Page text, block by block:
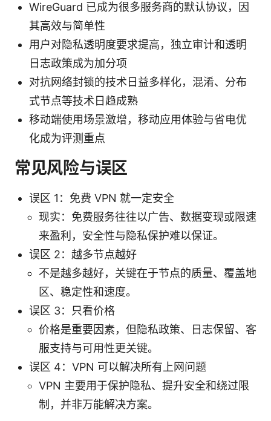
WireGuard 已成为很多服务商的默认协议，因
其高效与简单性
用户对隐私透明度要求提高，独立审计和透明
日志政策成为加分项
对抗网络封锁的技术日益多样化，混淆、分布
式节点等技术日趋成熟
移动端使用场景激增，移动应用体验与省电优
化成为评测重点
常见风险与误区
误区 1：免费 VPN 就一定安全
现实：免费服务往往以广告、数据变现或限速
来盈利，安全性与隐私保护难以保证。
误区 2：越多节点越好
不是越多越好，关键在于节点的质量、覆盖地
区、稳定性和速度。
误区 3：只看价格
价格是重要因素，但隐私政策、日志保留、客
服支持与可用性更关键。
误区 4：VPN 可以解决所有上网问题
VPN 主要用于保护隐私、提升安全和绕过限
制，并非万能解决方案。